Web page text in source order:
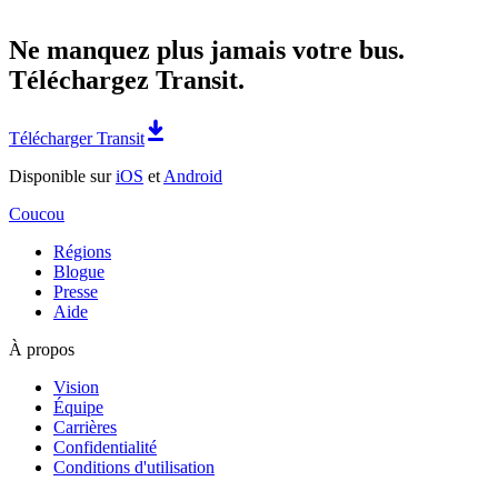
Ne manquez plus jamais votre bus.
Téléchargez Transit.
Télécharger Transit
Disponible suriOS et Android
Coucou
Régions
Blogue
Presse
Aide
À propos
Vision
Équipe
Carrières
Confidentialité
Conditions d'utilisation